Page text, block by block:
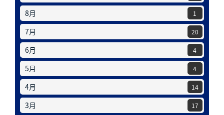
8月 1
7月 20
6月 4
5月 4
4月 14
3月 17